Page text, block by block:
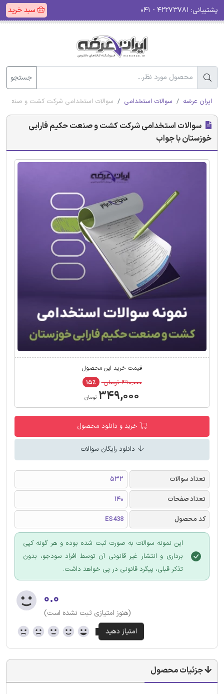
پشتیبانی: سبد خرید
جستجو
ایران عرضه سوالات استخدامی سوالات استخدامی شرکت کشت و صنعت
سوالات استخدامی شرکت کشت و صنعت حکیم فارابی
خوزستان با جواب
قیمت خرید این محصول
۴۱۰,۰۰۰ تومان ۱۵٪
۳۴۹,۰۰۰ تومان
خرید و دانلود محصول
دانلود رایگان سوالات
تعداد سوالات
532
تعداد صفحات
140
کد محصول
ES438
این نمونه سوالات به صورت ثبت شده بوده و هر گونه کپی
برداری و انتشار غیر قانونی آن توسط افراد سودجو، بدون
تذکر قبلی، پیگرد قانونی در پی خواهد داشت.
۰.۰
(هنوز امتیازی ثبت نشده است)
جزئیات محصول